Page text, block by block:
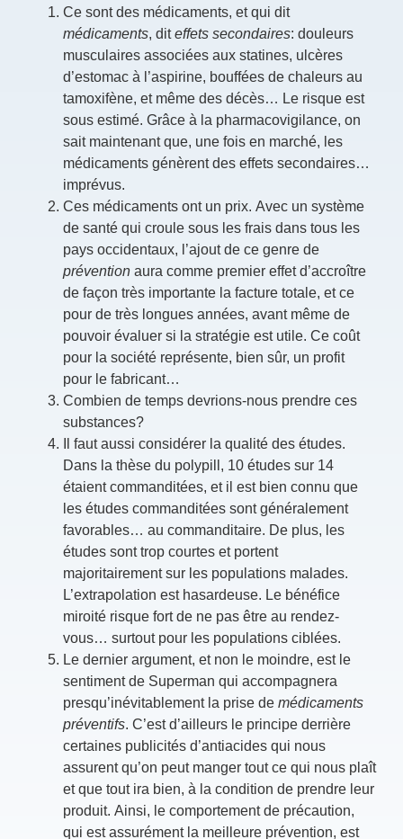
Ce sont des médicaments, et qui dit
médicaments, diteffets secondaires: douleurs
musculaires associées aux statines, ulcères
d’estomac à l’aspirine, bouffées de chaleurs au
tamoxifène, et même des décès… Le risque est
sous estimé. Grâce à la pharmacovigilance, on
sait maintenant que, une fois en marché, les
médicaments génèrent des effets secondaires…
imprévus.
Ces médicaments ont un prix. Avec un système
de santé qui croule sous les frais dans tous les
pays occidentaux, l’ajout de ce genre de
préventionaura comme premier effet d’accroître
de façon très importante la facture totale, et ce
pour de très longues années, avant même de
pouvoir évaluer si la stratégie est utile. Ce coût
pour la société représente, bien sûr, un profit
pour le fabricant…
Combien de temps devrions-nous prendre ces
substances?
Il faut aussi considérer la qualité des études.
Dans la thèse du polypill, 10 études sur 14
étaient commanditées, et il est bien connu que
les études commanditées sont généralement
favorables… au commanditaire. De plus, les
études sont trop courtes et portent
majoritairement sur les populations malades.
L’extrapolation est hasardeuse. Le bénéfice
miroité risque fort de ne pas être au rendez-
vous… surtout pour les populations ciblées.
Le dernier argument, et non le moindre, est le
sentiment de Superman qui accompagnera
presqu’inévitablement la prise demédicaments
préventifs. C’est d’ailleurs le principe derrière
certaines publicités d’antiacides qui nous
assurent qu’on peut manger tout ce qui nous plaît
et que tout ira bien, à la condition de prendre leur
produit. Ainsi, le comportement de précaution,
qui est assurément la meilleure prévention, est